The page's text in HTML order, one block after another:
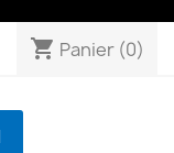
shopping_cart Panier (0)